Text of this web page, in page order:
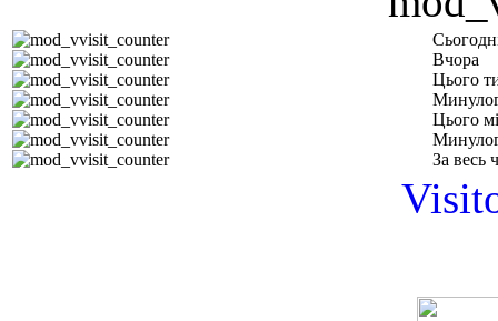
Вчора
Цього
Цього
За весь